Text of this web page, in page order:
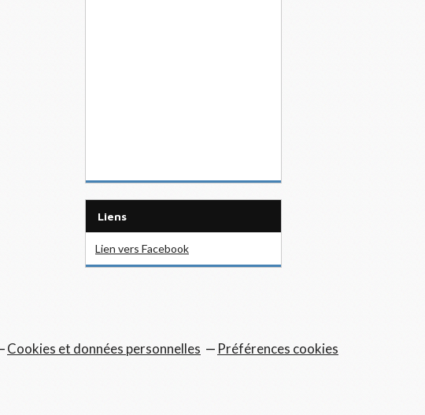
Liens
Lien vers Facebook
Cookies et données personnelles Préférences cookies